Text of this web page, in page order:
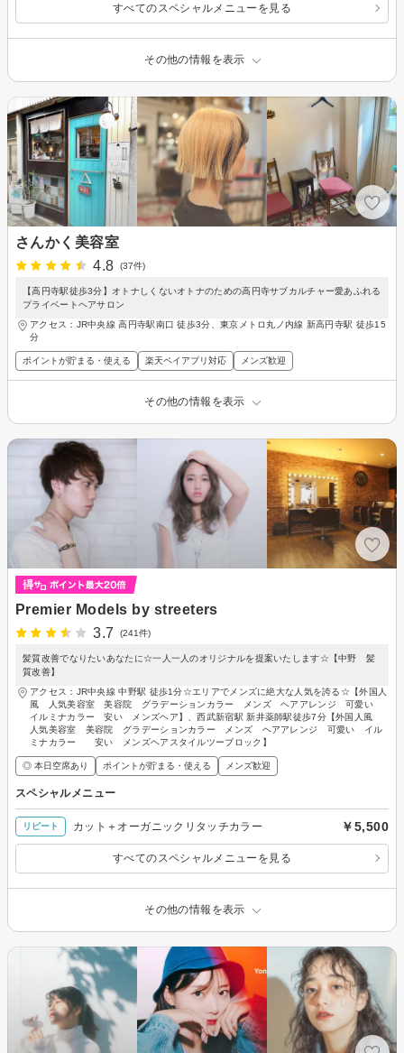
すべてのスペシャルメニューを見る
その他の情報を表示
さんかく美容室
4.8
(37件)
【高円寺駅徒歩3分】オトナしくないオトナのための高円寺サブカルチャー愛あふれる
プライベートヘアサロン
アクセス：JR中央線 高円寺駅南口 徒歩3分、東京メトロ丸ノ内線 新高円寺駅 徒歩15
分
ポイントが貯まる・使える 楽天ペイアプリ対応 メンズ歓迎
その他の情報を表示
Premier Models by streeters
3.7
(241件)
髪質改善でなりたいあなたに☆一人一人のオリジナルを提案いたします☆【中野 髪
質改善】
アクセス：JR中央線 中野駅 徒歩1分☆エリアでメンズに絶大な人気を誇る☆【外国人
風 人気美容室 美容院 グラデーションカラー メンズ ヘアアレンジ 可愛い
イルミナカラー 安い メンズヘア】、西武新宿駅 新井薬師駅徒歩7分【外国人風
人気美容室 美容院 グラデーションカラー メンズ ヘアアレンジ 可愛い イル
ミナカラー 安い メンズヘアスタイルツーブロック】
◎ 本日空席あり ポイントが貯まる・使える メンズ歓迎
スペシャルメニュー
リピート カット＋オーガニックリタッチカラー ￥5,500
すべてのスペシャルメニューを見る
その他の情報を表示